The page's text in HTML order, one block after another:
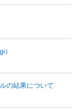
の結果について